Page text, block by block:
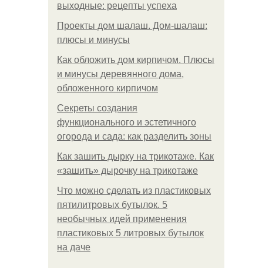
выходные: рецепты успеха
Проекты дом шалаш. Дом-шалаш:
плюсы и минусы
Как обложить дом кирпичом. Плюсы
и минусы деревянного дома,
обложенного кирпичом
Секреты создания
функционального и эстетичного
огорода и сада: как разделить зоны
Как зашить дырку на трикотаже. Как
«зашить» дырочку на трикотаже
Что можно сделать из пластиковых
пятилитровых бутылок. 5
необычных идей применения
пластиковых 5 литровых бутылок
на даче